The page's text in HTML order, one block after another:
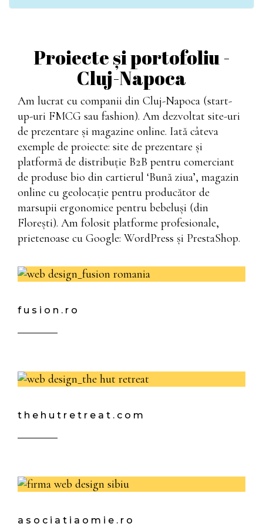
Proiecte și portofoliu -
Cluj-Napoca
Am lucrat cu companii din Cluj-Napoca (start-
up-uri FMCG sau fashion). Am dezvoltat site-uri
de prezentare și magazine online. Iată câteva
exemple de proiecte: site de prezentare și
platformă de distribuție B2B pentru comerciant
de produse bio din cartierul ‘Bună ziua’, magazin
online cu geolocație pentru producător de
marsupii ergonomice pentru bebeluși (din
Florești). Am folosit platforme profesionale,
prietenoase cu Google: WordPress și PrestaShop.
fusion.ro
thehutretreat.com
asociatiaomie.ro